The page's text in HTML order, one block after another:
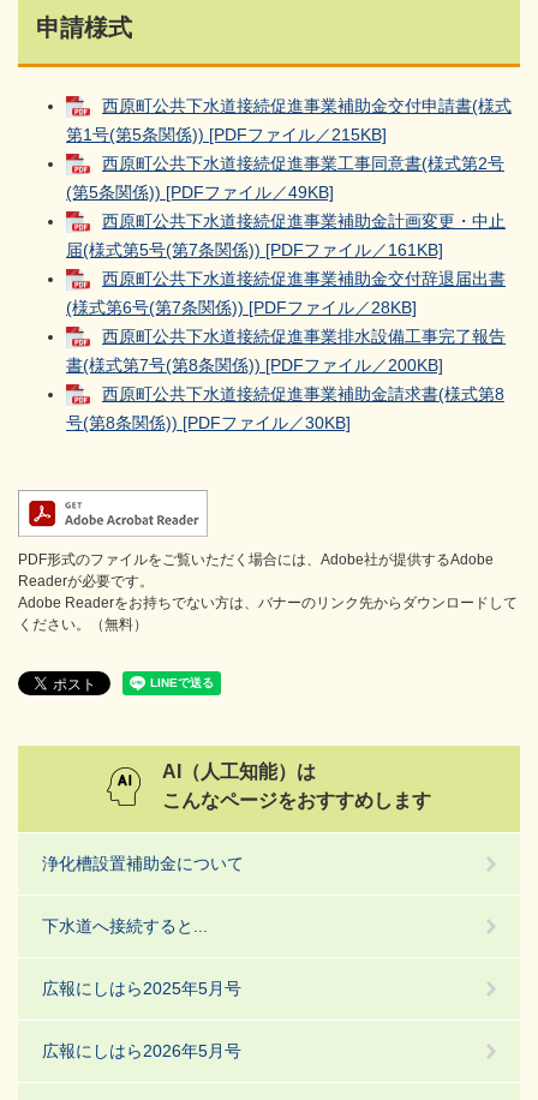
申請様式
西原町公共下水道接続促進事業補助金交付申請書(様式
第1号(第5条関係)) [PDFファイル／215KB]
西原町公共下水道接続促進事業工事同意書(様式第2号
(第5条関係)) [PDFファイル／49KB]
西原町公共下水道接続促進事業補助金計画変更・中止
届(様式第5号(第7条関係)) [PDFファイル／161KB]
西原町公共下水道接続促進事業補助金交付辞退届出書
(様式第6号(第7条関係)) [PDFファイル／28KB]
西原町公共下水道接続促進事業排水設備工事完了報告
書(様式第7号(第8条関係)) [PDFファイル／200KB]
西原町公共下水道接続促進事業補助金請求書(様式第8
号(第8条関係)) [PDFファイル／30KB]
PDF形式のファイルをご覧いただく場合には、Adobe社が提供するAdobe
Readerが必要です。
Adobe Readerをお持ちでない方は、バナーのリンク先からダウンロードして
ください。（無料）
AI（人工知能）は
こんなページをおすすめします
浄化槽設置補助金について
下水道へ接続すると...
広報にしはら2025年5月号
広報にしはら2026年5月号